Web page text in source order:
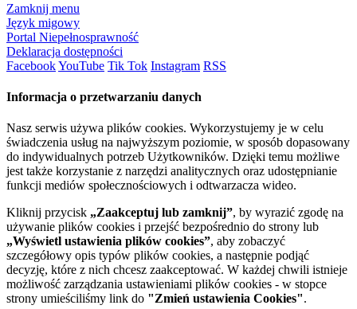
Zamknij menu
Język migowy
Portal Niepełnosprawność
Deklaracja dostępności
FacebookYouTube Tik Tok Instagram RSS
Informacja o przetwarzaniu danych
Nasz serwis używa plików cookies. Wykorzystujemy je w celu
świadczenia usług na najwyższym poziomie, w sposób dopasowany
do indywidualnych potrzeb Użytkowników. Dzięki temu możliwe
jest także korzystanie z narzędzi analitycznych oraz udostępnianie
funkcji mediów społecznościowych i odtwarzacza wideo.
Kliknij przycisk „Zaakceptuj lub zamknij”, by wyrazić zgodę na
używanie plików cookies i przejść bezpośrednio do strony lub
„Wyświetl ustawienia plików cookies”, aby zobaczyć
szczegółowy opis typów plików cookies, a następnie podjąć
decyzję, które z nich chcesz zaakceptować. W każdej chwili istnieje
możliwość zarządzania ustawieniami plików cookies - w stopce
strony umieściliśmy link do "Zmień ustawienia Cookies".